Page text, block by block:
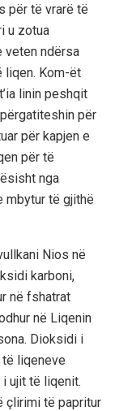
për të vrarë të
u zotua
veten ndërsa
liqen. Kom-ët
linin peshqit
për
për kapjen e
për të
nga
mbytur të gjithë
Nios në
karboni,
në fshatrat
në Liqenin
Dioksidi i
të liqeneve
ujit të liqenit.
çlirimi të papritur